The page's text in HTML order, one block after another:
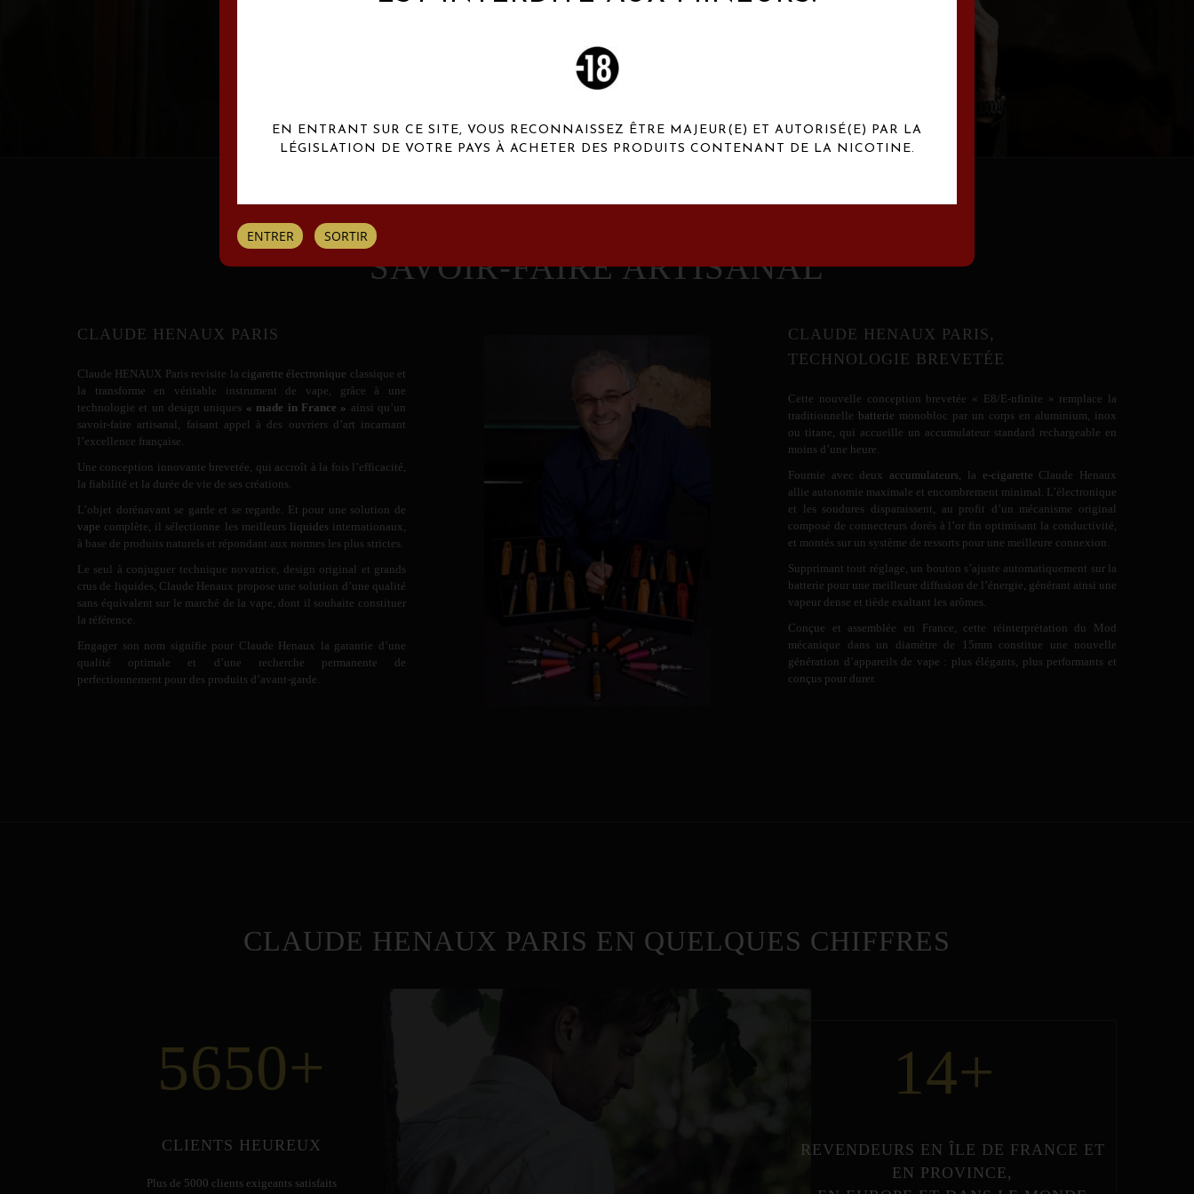
SAVOIR-FAIRE ARTISANAL
CLAUDE HENAUX PARIS
Claude HENAUX Paris revisite la cigarette électronique classique et
la transforme en véritable instrument de vape, grâce à une
technologie et un design uniques « made in France » ainsi qu’un
savoir-faire artisanal, faisant appel à des ouvriers d’art incarnant
l’excellence française.
Une conception innovante brevetée, qui accroît à la fois l’efficacité,
la fiabilité et la durée de vie de ses créations.
L’objet dorénavant se garde et se regarde. Et pour une solution de
vape complète, il sélectionne les meilleurs liquidesinternationaux,
à base de produits naturels et répondant aux normes les plus strictes.
Le seul à conjuguer technique novatrice, design original et grands
crus de liquides, Claude Henaux propose une solution d’une qualité
sans équivalent sur le marché de la vape, dont il souhaite constituer
la référence.
Engager son nom signifie pour Claude Henaux la garantie d’une
qualité optimale et d’une recherche permanente de
perfectionnement pour des produits d’avant-garde.
CLAUDE HENAUX PARIS,
TECHNOLOGIE BREVETÉE
Cette nouvelle conception brevetée « E8/E-nfinite » remplace la
traditionnelle batterie monobloc par un corps en aluminium, inox
ou titane, qui accueille un accumulateur standard rechargeable en
moins d’une heure.
Fournie avec deux accumulateurs , la e-cigarette Claude Henaux
allie autonomie maximale et encombrement minimal. L’électronique
et les soudures disparaissent, au profit d’un mécanisme original
composé de connecteurs dorés à l’or fin optimisant la conductivité,
et montés sur un système de ressorts pour une meilleure connexion.
Supprimant tout réglage, un bouton s’ajuste automatiquement sur la
batterie pour une meilleure diffusion de l’énergie, générant ainsi une
vapeur dense et tiède exaltant les arômes.
Conçue et assemblée en France, cette réinterprétation du Mod
mécanique dans un diamètre de 15mm constitue une nouvelle
génération d’appareils de vape : plus élégants, plus performants et
conçus pour durer.
CLAUDE HENAUX PARIS EN QUELQUES CHIFFRES
5650+
CLIENTS HEUREUX
Plus de 5000 clients exigeants satisfaits
14+
REVENDEURS EN ÎLE DE FRANCE ET
EN PROVINCE,
EN ENTRANT SUR CE SITE, VOUS RECONNAISSEZ ÊTRE MAJEUR(E) ET AUTORISÉ(E) PAR LA
LÉGISLATION DE VOTRE PAYS À ACHETER DES PRODUITS CONTENANT DE LA NICOTINE.
ENTRER SORTIR